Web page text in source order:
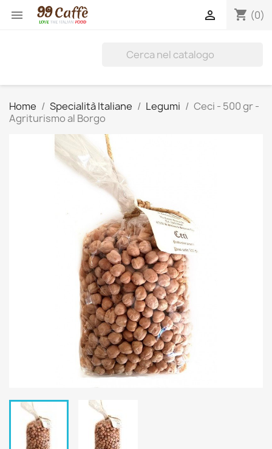
 shopping_cart (0)

Home Specialità Italiane Legumi
Ceci - 500 gr -
Agriturismo al Borgo